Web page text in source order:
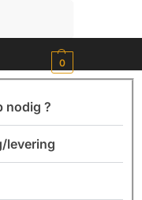
0
nodig ?
levering